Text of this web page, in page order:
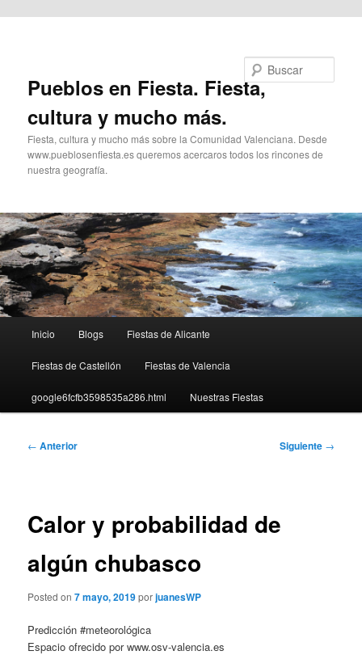
Pueblos en Fiesta. Fiesta,
cultura y mucho más.
Fiesta, cultura y mucho más sobre la Comunidad Valenciana. Desde
www.pueblosenfiesta.es queremos acercaros todos los rincones de
nuestra geografía.
principal
Inicio Blogs Fiestas de Alicante
Fiestas de Castellón Fiestas de Valencia
google6fcfb3598535a286.html Nuestras Fiestas
Navegación
← Anterior Siguiente →
Calor y probabilidad de
algún chubasco
Posted on7 mayo, 2019porjuanesWP
Predicción #meteorológica
Espacio ofrecido por www.osv-valencia.es